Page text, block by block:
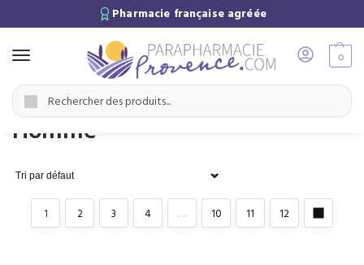
Pharmacie française agréée
0
/ Homme
Homme
1 2 3 4 … 10 11 12